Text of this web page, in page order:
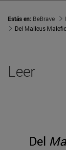
Estás en: BeBrave
Del Malleus
Leer
Del